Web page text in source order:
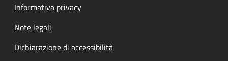
Informativa privacy
Note legali
Dichiarazione di accessibilità